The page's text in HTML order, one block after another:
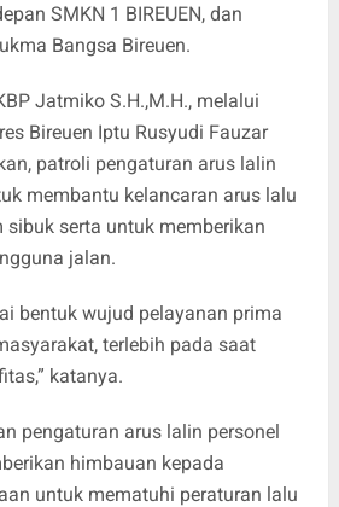
SMKN 1 BIREUEN, dan
Bangsa Bireuen.
Jatmiko S.H.,M.H., melalui
Bireuen Iptu Rusyudi Fauzar
patroli pengaturan arus lalin
membantu kelancaran arus lalu
serta untuk memberikan
jalan.
bentuk wujud pelayanan prima
terlebih pada saat
katanya.
pengaturan arus lalin personel
himbauan kepada
untuk mematuhi peraturan lalu